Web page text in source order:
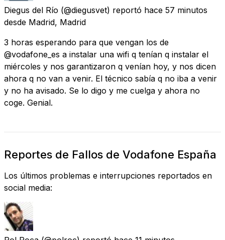
Diegus del Río (@diegusvet) reportó hace 57 minutos
desde Madrid, Madrid
3 horas esperando para que vengan los de
@vodafone_es a instalar una wifi q tenían q instalar el
miércoles y nos garantizaron q venían hoy, y nos dicen
ahora q no van a venir. El técnico sabía q no iba a venir
y no ha avisado. Se lo digo y me cuelga y ahora no
coge. Genial.
Reportes de Fallos de Vodafone España
Los últimos problemas e interrupciones reportados en
social media: